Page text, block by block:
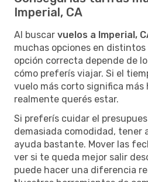
Imperial, CA
Al buscar vuelos a Imperial,
muchas opciones en distintos
opción correcta depende de
cómo preferís viajar. Si el
vuelo más corto significa más
realmente querés estar.
Si preferís cuidar el
demasiada comodidad, tener
ayuda bastante. Mover las
ver si te queda mejor salir
puede hacer una diferencia